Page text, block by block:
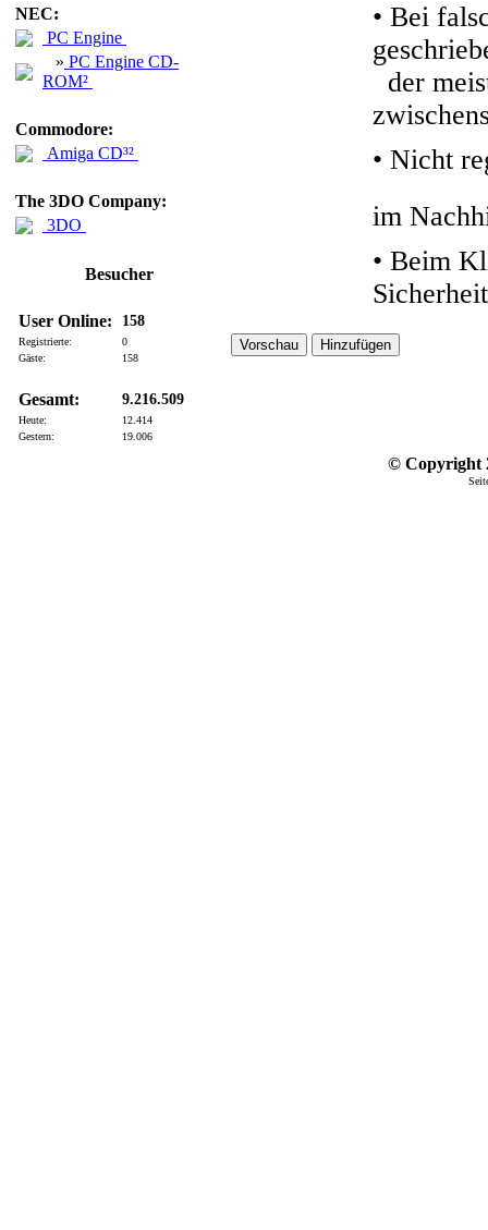
NEC:
PC Engine
» PC Engine CD-
ROM²
Commodore:
Amiga CD³²
The 3DO Company:
3DO
Besucher
User Online: 158
Registrierte:
0
Gäste:
158
Gesamt: 9.216.509
Heute:
12.414
Gestern:
19.006
• Bei
der
• Nicht
im
• Beim
© Copyright